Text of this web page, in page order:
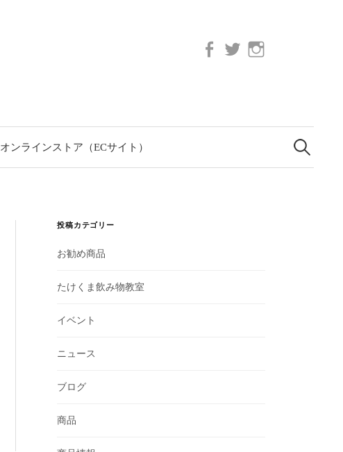
Facebooktwitter
オンラインストア（ECサイト）
索:
投稿カテゴリー
お勧め商品
たけくま飲み物教室
イベント
ニュース
ブログ
商品